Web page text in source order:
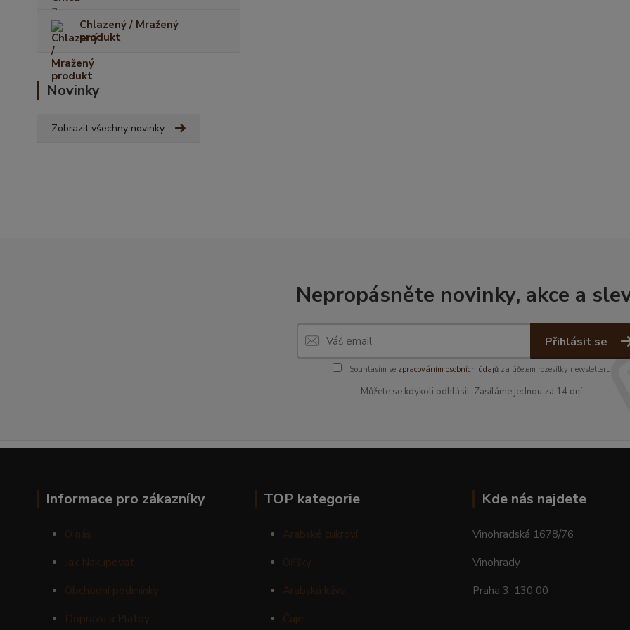
Chlazený / Mražený
produkt
Novinky
Zobrazit všechny novinky
Nepropásněte novinky, akce a
Přihlásit se
Souhlasím se zpracováním osobních údajůza účelem rozesílky newsletteru.
Můžete se kdykoli odhlásit. Zasíláme jednou za 14 dní.
Informace pro zákazníky
O nás
Jak Nakupovat
Obchodní podmínky
Doprava a Platby
TOP kategorie
Arabské cukroví
Oříšky
Arabská káva
Čaje
Kde nás najdete
Vinohradská 1678/76
Vinohrady
Praha 3, 130 00